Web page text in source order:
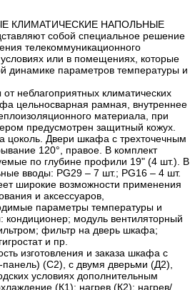
КЛИМАТИЧЕСКИЕ НАПОЛЬНЫЕ
собой специальное решение
телекоммуникационного
или в помещениях, которые
динамике параметров температуры и
неблагоприятных климатических
цельносварная рамная, внутреннее
материала, при
предусмотрен защитный кожух.
цоколь. Двери шкафа с трехточечным
120°, правое. В комплект
по глубине профили 19" (4 шт.). В
вводы: PG29 – 7 шт.; PG16 – 4 шт.
широкие возможности применения
и аксессуаров,
параметры температуры и
кондиционер; модуль вентиляторный
фильтр на дверь шкафа;
и пр.
изготовления и заказа шкафа с
панель) (С2), с двумя дверьми (Д2),
условиях дополнительным
(К1); нагрев (К2); нагрев/